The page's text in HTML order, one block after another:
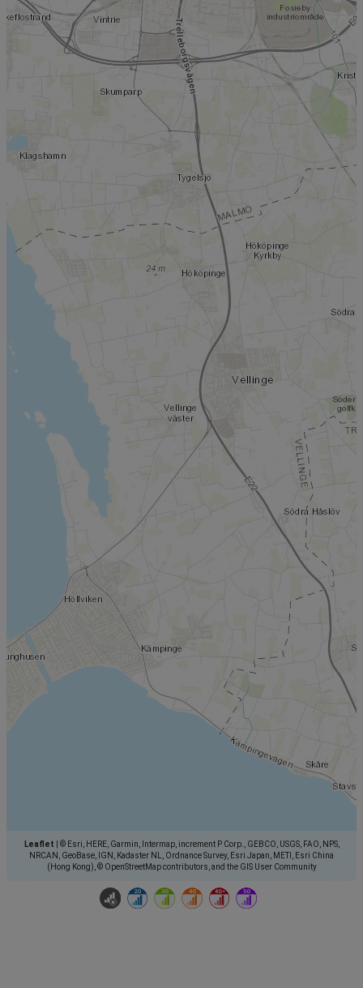
Leaflet
© Esri, HERE, Garmin, Intermap, increment P Corp., GEBCO, USGS, FAO, NPS,
NRCAN, GeoBase, IGN, Kadaster NL, Ordnance Survey, Esri Japan, METI, Esri China
(Hong Kong), © OpenStreetMap contributors, and the GIS User Community